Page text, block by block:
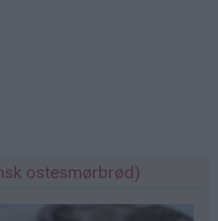
ostesmørbrød)